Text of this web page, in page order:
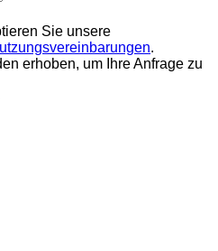
Sie unsere
.
erhoben, um Ihre Anfrage zu